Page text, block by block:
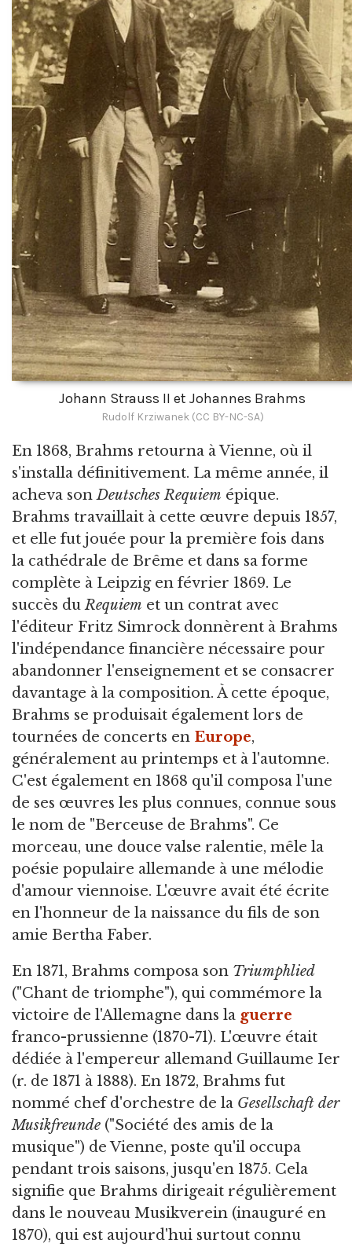
Johann Strauss II et Johannes Brahms
Rudolf Krziwanek (CC BY-NC-SA)
En 1868, Brahms retourna à Vienne, où il
s'installa définitivement. La même année, il
acheva sonDeutsches Requiem épique.
Brahms travaillait à cette œuvre depuis 1857,
et elle fut jouée pour la première fois dans
la cathédrale de Brême et dans sa forme
complète à Leipzig en février 1869. Le
succès duRequiem et un contrat avec
l'éditeur Fritz Simrock donnèrent à Brahms
l'indépendance financière nécessaire pour
abandonner l'enseignement et se consacrer
davantage à la composition. À cette époque,
Brahms se produisait également lors de
tournées de concerts en Europe,
généralement au printemps et à l'automne.
C'est également en 1868 qu'il composa l'une
de ses œuvres les plus connues, connue sous
le nom de "Berceuse de Brahms". Ce
morceau, une douce valse ralentie, mêle la
poésie populaire allemande à une mélodie
d'amour viennoise. L'œuvre avait été écrite
en l'honneur de la naissance du fils de son
amie Bertha Faber.
En 1871, Brahms composa son Triumphlied
("Chant de triomphe"), qui commémore la
victoire de l'Allemagne dans la guerre
franco-prussienne (1870-71). L'œuvre était
dédiée à l'empereur allemand Guillaume Ier
(r. de 1871 à 1888). En 1872, Brahms fut
nommé chef d'orchestre de la Gesellschaft der
Musikfreunde ("Société des amis de la
musique") de Vienne, poste qu'il occupa
pendant trois saisons, jusqu'en 1875. Cela
signifie que Brahms dirigeait régulièrement
dans le nouveau Musikverein (inauguré en
1870), qui est aujourd'hui surtout connu